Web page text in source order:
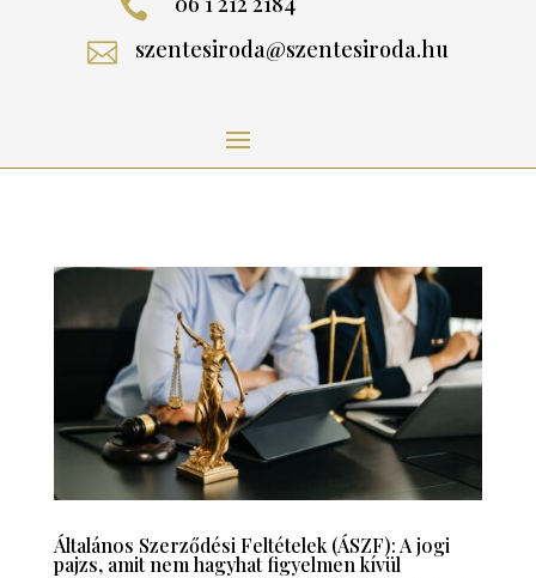

 szentesiroda@szentesiroda.hu
Általános Szerződési Feltételek (ÁSZF): A jogi
pajzs, amit nem hagyhat figyelmen kívül